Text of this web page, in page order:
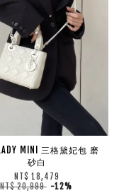
MINI 三格黛妃包 磨
砂白
NT$ 18,479
NT$ 20,999 -12%